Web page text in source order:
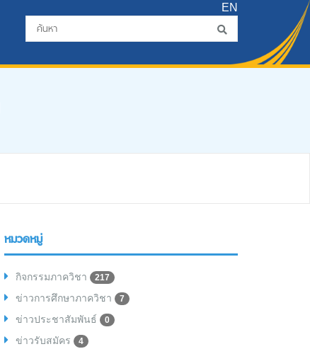
EN
หมวดหมู่
กิจกรรมภาควิชา 217
ข่าวการศึกษาภาควิชา 7
ข่าวประชาสัมพันธ์ 0
ข่าวรับสมัคร 4